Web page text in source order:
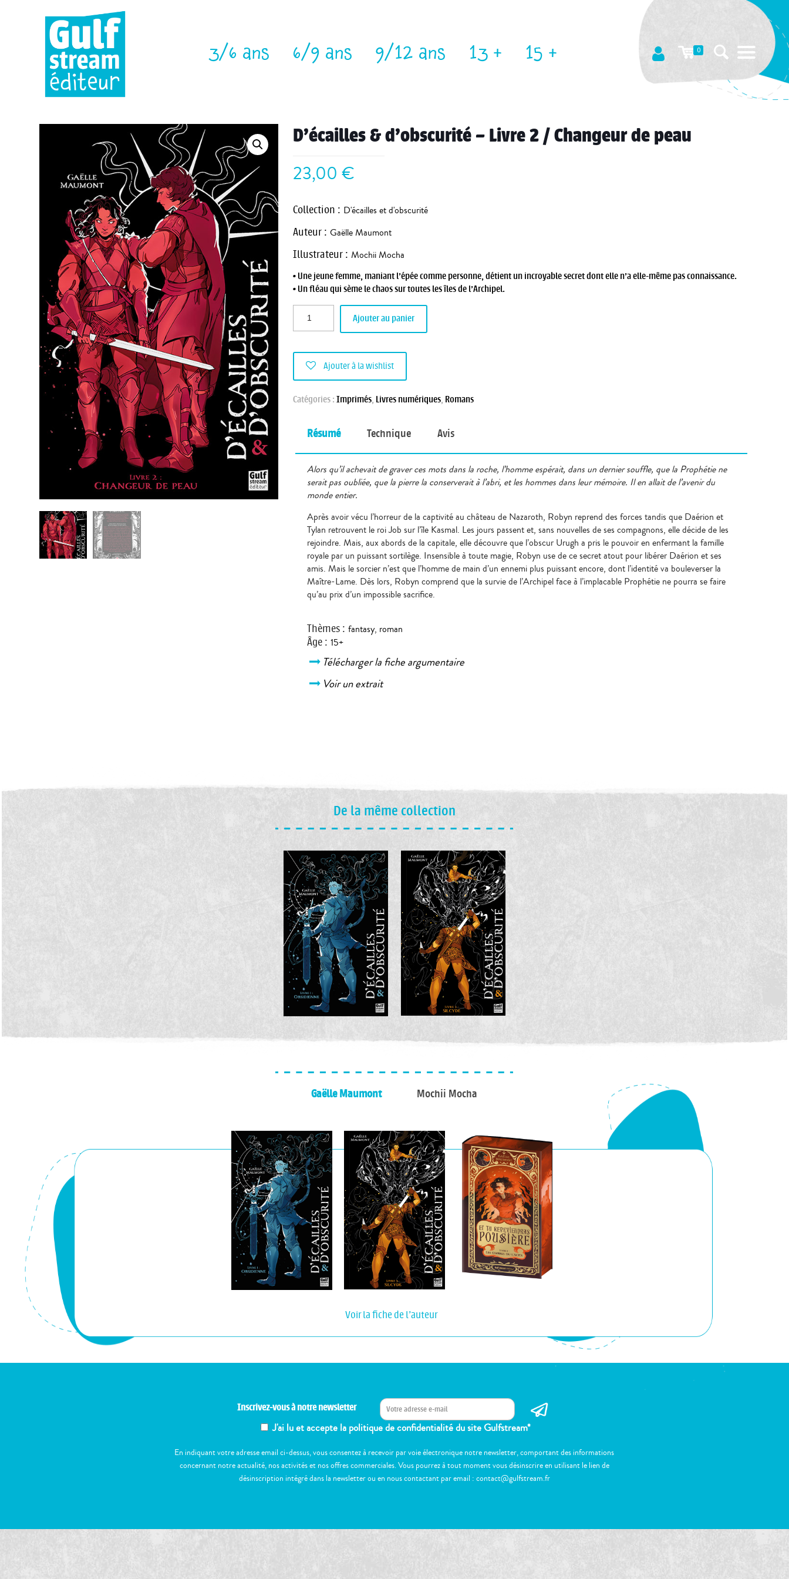
3/6 ans 6/9 ans 9/12 ans 13 + 15 + 0
D’écailles & d’obscurité – Livre 2 / Changeur de peau
23,00€
Collection : D'écailles et d'obscurité
Auteur : Gaëlle Maumont
Illustrateur : Mochii Mocha
• Une jeune femme, maniant l’épée comme personne, détient un incroyable secret dont elle n’a elle-même pas connaissance.
• Un fléau qui sème le chaos sur toutes les îles de l’Archipel.
Ajouter au panier
Ajouter à la wishlist
Catégories :Imprimés, Livres numériques, Romans
Résumé Technique Avis
Alors qu’il achevait de graver ces mots dans la roche, l’homme espérait, dans un dernier souffle, que la Prophétie ne
serait pas oubliée, que la pierre la conserverait à l’abri, et les hommes dans leur mémoire. Il en allait de l’avenir du
monde entier.
Après avoir vécu l’horreur de la captivité au château de Nazaroth, Robyn reprend des forces tandis que Daérion et
Tylan retrouvent le roi Job sur l’île Kasmal. Les jours passent et, sans nouvelles de ses compagnons, elle décide de les
rejoindre. Mais, aux abords de la capitale, elle découvre que l’obscur Urugh a pris le pouvoir en enfermant la famille
royale par un puissant sortilège. Insensible à toute magie, Robyn use de ce secret atout pour libérer Daérion et ses
amis. Mais le sorcier n’est que l’homme de main d’un ennemi plus puissant encore, dont l’identité va bouleverser la
Maître-Lame. Dès lors, Robyn comprend que la survie de l’Archipel face à l’implacable Prophétie ne pourra se faire
qu’au prix d’un impossible sacrifice.
Thèmes: fantasy, roman
Âge: 15+
Télécharger la fiche argumentaire
Voir un extrait
De la même collection
Gaëlle Maumont Mochii Mocha
Voir la fiche de l'auteur
Inscrivez-vous à notre newsletter
J'ai lu et accepte la politique de confidentialité du site Gulfstream*
En indiquant votre adresse email ci-dessus, vous consentez à recevoir par voie électronique notre newsletter, comportant des informations
concernant notre actualité, nos activités et nos offres commerciales. Vous pourrez à tout moment vous désinscrire en utilisant le lien de
désinscription intégré dans la newsletter ou en nous contactant par email : contact@gulfstream.fr